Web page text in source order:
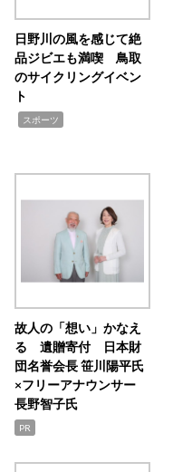
日野川の風を感じて絶
品ジビエも満喫 鳥取
のサイクリングイベン
ト
スポーツ
故人の「想い」かなえ
る 遺贈寄付 日本財
団名誉会長 笹川陽平氏
×フリーアナウンサー
長野智子氏
PR